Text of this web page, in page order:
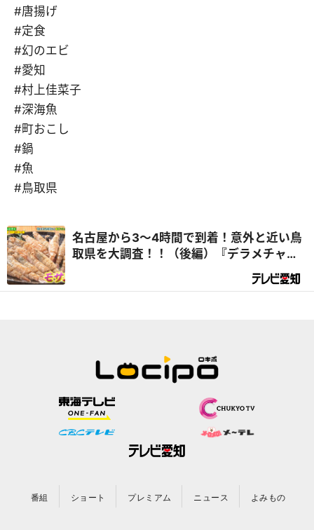
#唐揚げ
#定食
#幻のエビ
#愛知
#村上佳菜子
#深海魚
#町おこし
#鍋
#魚
#鳥取県
名古屋から3～4時間で到着！意外と近い鳥
取県を大調査！！（後編）『デラメチャ気
番組 ショート プレミアム ニュース よみもの